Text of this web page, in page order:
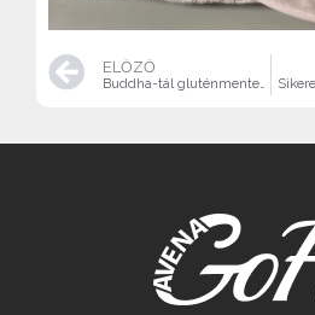
ELŐZŐ
Buddha-tál gluténmentesen